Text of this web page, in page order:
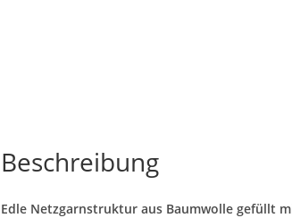
Beschreibung
Edle Netzgarnstruktur aus Baumwolle gefüllt